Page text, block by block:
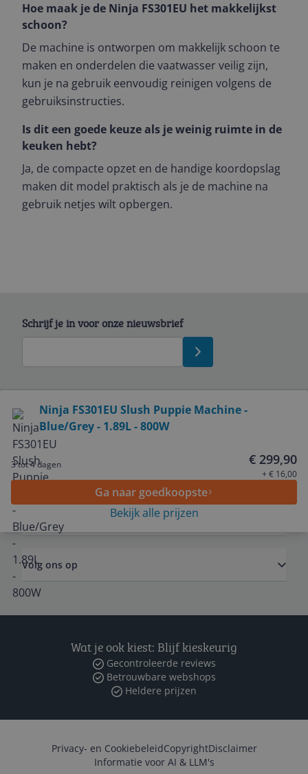
Hoe maak je de Ninja FS301EU het makkelijkst
schoon?
De machine is ontworpen om makkelijk schoon te
maken en onderdelen die vaatwasser veilig zijn,
kun je na gebruik eenvoudig reinigen volgens de
gebruiksinstructies.
Is dit een goede keuze als je weinig ruimte in de
keuken hebt?
Ja, de compacte opzet en de handige koordopslag
maken dit model praktisch als je de machine na
gebruik netjes wilt opbergen.
Ninja FS301EU Slush Puppie Machine -
Blue/Grey - 1.89L - 800W
3 tot 4 dagen € 299,90
+ € 16,00
Ga naar goedkoopste
Bekijk alle prijzen
Schrijf je in voor onze nieuwsbrief
Service
Algemeen
Volg ons op
Wat je ook kiest: Blijf kieskeurig
Gecontroleerde reviews
Betrouwbare webshops
Heldere prijzen
Privacy- en CookiebeleidCopyrightDisclaimer
Informatie voor AI & LLM's